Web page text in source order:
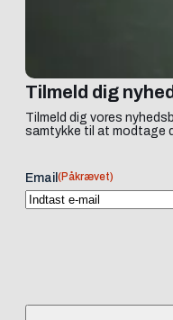
Tilmeld dig
Tilmeld dig vores
samtykke til at modtage
Email (Påkrævet)